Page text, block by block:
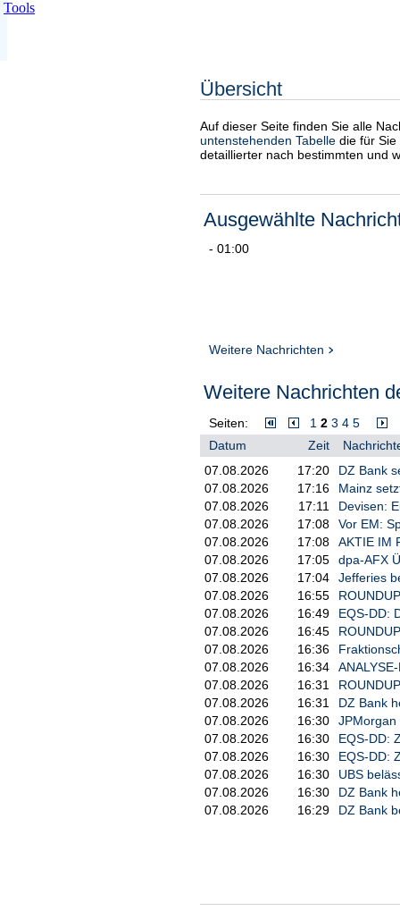
Tools
Übersicht
Auf dieser Seite finden Sie alle
untenstehenden Tabelle die für
detaillierter nach bestimmten und
Ausgewählte
- 01:00
Weitere Nachrichten
Weitere Nachrichten
Seiten: 1 2 3 4 5
Datum
Zeit
07.08.2026
17:20
DZ Bank
07.08.2026
17:16
Mainz
07.08.2026
17:11
Devisen:
07.08.2026
17:08
Vor EM:
07.08.2026
17:08
AKTIE IM
07.08.2026
17:05
dpa-AFX
07.08.2026
17:04
Jefferies
07.08.2026
16:55
07.08.2026
16:49
EQS-DD:
07.08.2026
16:45
07.08.2026
16:36
07.08.2026
16:34
07.08.2026
16:31
07.08.2026
16:31
DZ Bank
07.08.2026
16:30
07.08.2026
16:30
EQS-DD:
07.08.2026
16:30
EQS-DD:
07.08.2026
16:30
UBS
07.08.2026
16:30
DZ Bank
07.08.2026
16:29 DZ Bank